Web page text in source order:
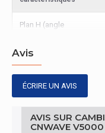
Plan H (angle
Vitesse du vent extrême
Performance
Avis
ÉCRIRE UN AVIS
AVIS SUR
CNWAVE